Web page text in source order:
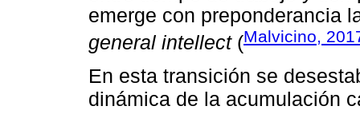
emerge con preponderancia
general intellect(Malvicino,
En esta transición se
dinámica de la acumulación